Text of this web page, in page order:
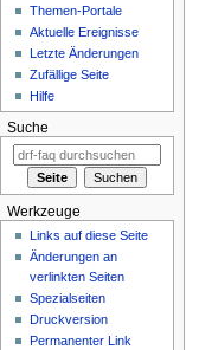
Themen-Portale
Aktuelle Ereignisse
Letzte Änderungen
Zufällige Seite
Hilfe
Suche
Werkzeuge
Links auf diese Seite
Änderungen an
verlinkten Seiten
Spezialseiten
Druckversion
Permanenter Link